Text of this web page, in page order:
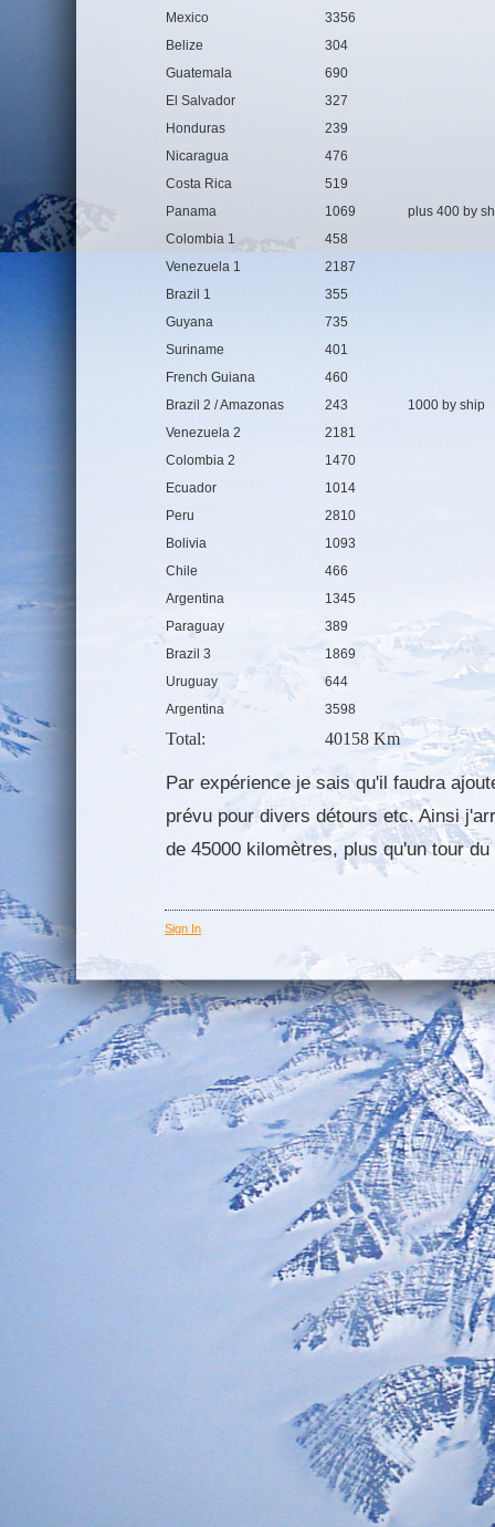
Mexico
3356
Belize
304
Guatemala
690
El Salvador
327
Honduras
239
Nicaragua
476
Costa Rica
519
Panama
1069
plus 400 by
Colombia 1
458
Venezuela 1
2187
Brazil 1
355
Guyana
735
Suriname
401
French Guiana
460
Brazil 2 / Amazonas
243
1000 by ship
Venezuela 2
2181
Colombia 2
1470
Ecuador
1014
Peru
2810
Bolivia
1093
Chile
466
Argentina
1345
Paraguay
389
Brazil 3
1869
Uruguay
644
Argentina
3598
Total: 40158 Km
Par expérience je sais qu'il faudra
prévu pour divers détours etc. Ainsi
de 45000 kilomètres, plus qu'un tour
Sign In